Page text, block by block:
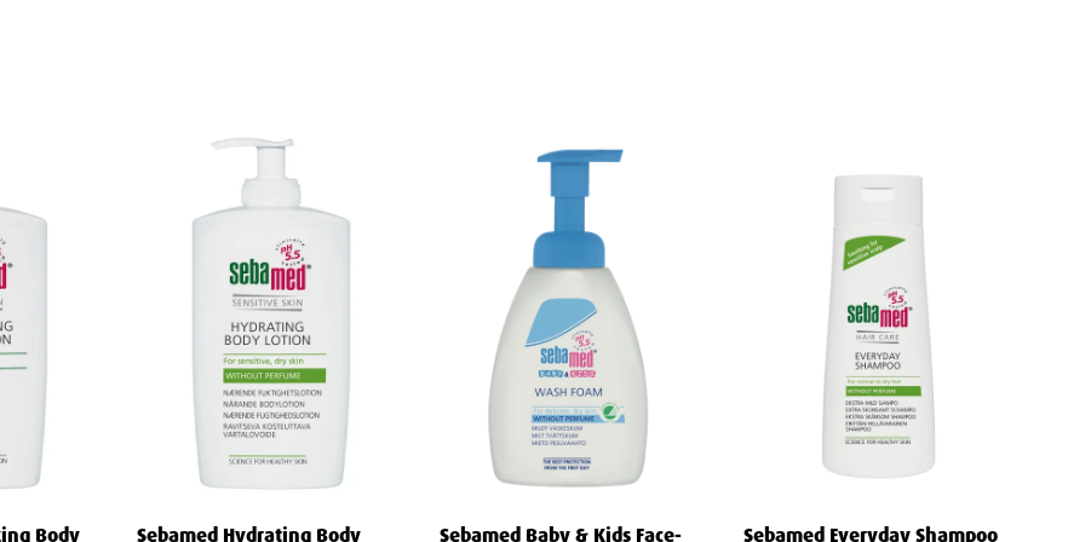
en passende mengde balsam fra
for maksimal effekt, og skyll deretter
med din favorittSebamed sjampo
for å tilføre fuktighet, styrke og glans
hver dag!
Body
Sebamed Hydrating Body
Sebamed Baby & Kids Face-
Sebamed Everyday Shampoo